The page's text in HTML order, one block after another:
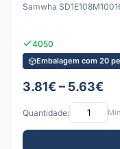
4050
Embalagem com 20
3.81€ – 5.63€
Quantidade: